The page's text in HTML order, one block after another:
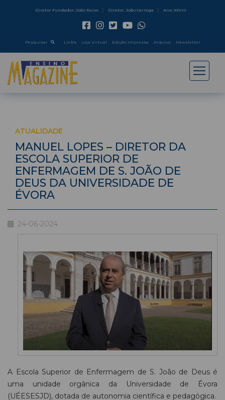
Diretor Fundador: João Ruivo Diretor: João Carrega Ano: XXVIII
Pesquisar Link's Loja Virtual Edição Impressa Arquivo Newsletter
ATUALIDADE
MANUEL LOPES – DIRETOR DA
ESCOLA SUPERIOR DE
ENFERMAGEM DE S. JOÃO DE
DEUS DA UNIVERSIDADE DE
ÉVORA
24-06-2024
A Escola Superior de Enfermagem de S. João de Deus é
uma unidade orgânica da Universidade de Évora
(UÉESESJD), dotada de autonomia científica e pedagógica.